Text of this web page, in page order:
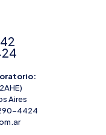
Aires
4424